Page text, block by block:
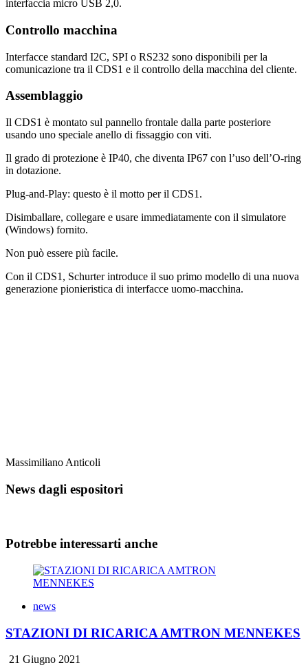
interfaccia micro USB 2,0.
Controllo macchina
Interfacce standard I2C, SPI o RS232 sono disponibili per la
comunicazione tra il CDS1 e il controllo della macchina del cliente.
Assemblaggio
Il CDS1 è montato sul pannello frontale dalla parte posteriore
usando uno speciale anello di fissaggio con viti.
Il grado di protezione è IP40, che diventa IP67 con l’uso dell’O-ring
in dotazione.
Plug-and-Play: questo è il motto per il CDS1.
Disimballare, collegare e usare immediatamente con il simulatore
(Windows) fornito.
Non può essere più facile.
Con il CDS1, Schurter introduce il suo primo modello di una nuova
generazione pionieristica di interfacce uomo-macchina.
Massimiliano Anticoli
News dagli espositori
Potrebbe interessarti anche
news
STAZIONI DI RICARICA AMTRON MENNEKES
21 Giugno 2021